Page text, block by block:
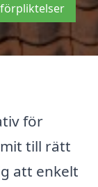
för
till rätt
att enkelt